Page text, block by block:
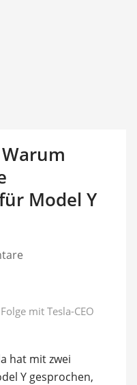
Model Y
mit Tesla-CEO
hat mit zwei
Y gesprochen,